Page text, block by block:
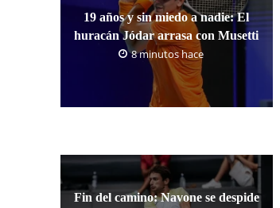
19 años y sin miedo a nadie: El
huracán Jódar arrasa con Musetti
8 minutos hace
Fin del camino: Navone se despide